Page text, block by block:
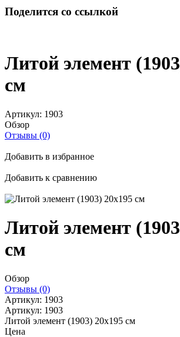
Поделится со ссылкой
Литой элемент
см
Артикул: 1903
Обзор
Отзывы (0)
Добавить в избранное
Добавить к сравнению
Литой элемент
см
Обзор
Отзывы (0)
Артикул: 1903
Артикул: 1903
Литой элемент (1903) 20x195 см
Цена